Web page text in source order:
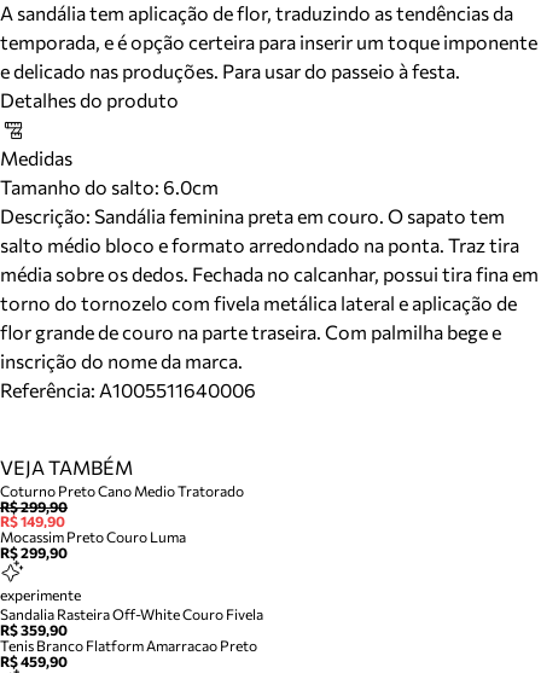
A sandália tem aplicação de flor, traduzindo as tendências da
temporada, e é opção certeira para inserir um toque imponente
e delicado nas produções. Para usar do passeio à festa.
Detalhes do produto
Medidas
Tamanho do salto: 6.0cm
Descrição: Sandália feminina preta em couro. O sapato tem
salto médio bloco e formato arredondado na ponta. Traz tira
média sobre os dedos. Fechada no calcanhar, possui tira fina em
torno do tornozelo com fivela metálica lateral e aplicação de
flor grande de couro na parte traseira. Com palmilha bege e
inscrição do nome da marca.
Referência: A1005511640006
VEJA TAMBÉM
Coturno Preto Cano Medio Tratorado
R$ 299,90
R$ 149,90
Mocassim Preto Couro Luma
R$ 299,90
experimente
Sandalia Rasteira Off-White Couro Fivela
R$ 359,90
Tenis Branco Flatform Amarracao Preto
R$ 459,90